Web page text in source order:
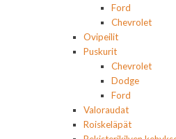
Ford
Chevrolet
Ovipeilit
Puskurit
Chevrolet
Dodge
Ford
Valoraudat
Roiskeläpät